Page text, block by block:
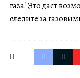
газа! Это даст
следите за